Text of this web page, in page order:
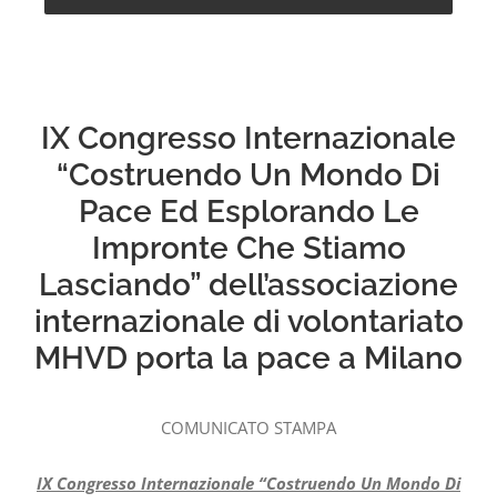
IX Congresso Internazionale
“Costruendo Un Mondo Di
Pace Ed Esplorando Le
Impronte Che Stiamo
Lasciando” dell’associazione
internazionale di volontariato
MHVD porta la pace a Milano
COMUNICATO STAMPA
IX Congresso Internazionale “Costruendo Un Mondo Di